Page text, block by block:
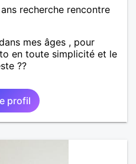
recherche rencontre
mes âges , pour
en toute simplicité et le
??
profil